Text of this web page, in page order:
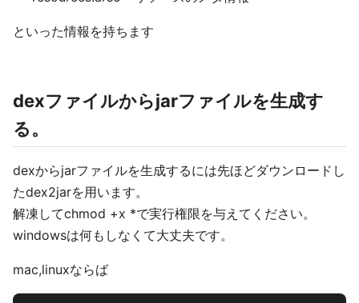
といった情報を持ちます
dexファイルからjarファイルを生成す
る。
dexからjarファイルを生成するには先ほどダウンロードし
たdex2jarを用います。
解凍してchmod +x *で実行権限を与えてください。
windowsは何もしなくて大丈夫です。
mac,linuxならば